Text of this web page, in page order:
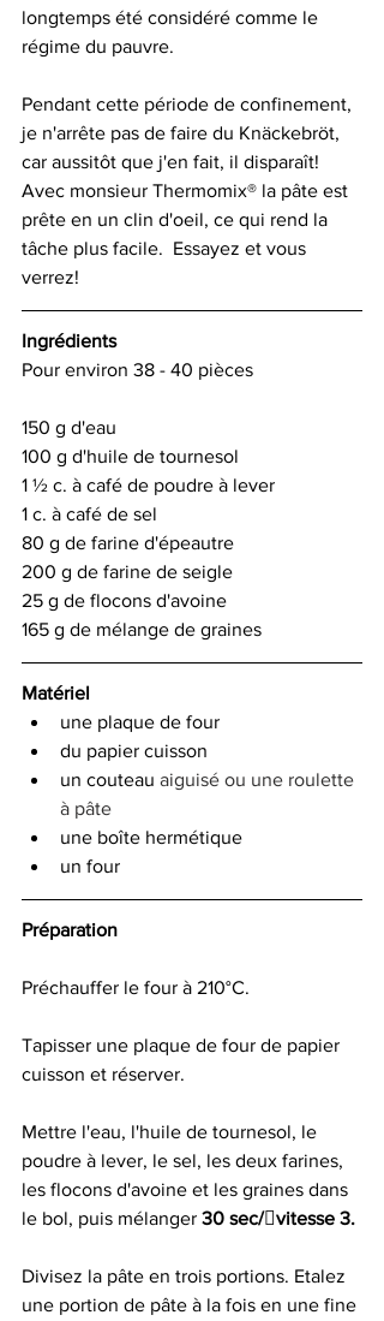
longtemps été considéré comme le
régime du pauvre.
Pendant cette période de confinement,
je n'arrête pas de faire du Knäckebröt,
car aussitôt que j'en fait, il disparaît!
Avec monsieur Thermomix® la pâte est
prête en un clin d'oeil, ce qui rend la
tâche plus facile.  Essayez et vous
verrez!
Ingrédients
Pour environ 38 - 40 pièces
150 g d'eau
100 g d'huile de tournesol
1 ½ c. à café de poudre à lever
1 c. à café de sel
80 g de farine d'épeautre
200 g de farine de seigle
25 g de flocons d'avoine
165 g de mélange de graines
Matériel
une plaque de four
du papier cuisson
un couteau aiguisé ou une roulette
à pâte
une boîte hermétique
un four
Préparation
Préchauffer le four à 210°C.
Tapisser une plaque de four de papier
cuisson et réserver.
Mettre l'eau, l'huile de tournesol, le
poudre à lever, le sel, les deux farines,
les flocons d'avoine et les graines dans
le bol, puis mélanger 30 sec/vitesse 3.
Divisez la pâte en trois portions. Etalez
une portion de pâte à la fois en une fine